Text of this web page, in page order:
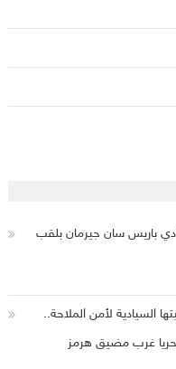
باريس سان جيرمان بلقب
السيادية لأمن الملاحة..
غرب مضيق هرمز